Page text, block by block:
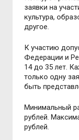
заявки на
культура,
другое.
К участию
Федерации и
14 до 35 лет.
только одну
быть
Минимальный
рублей.
рублей.